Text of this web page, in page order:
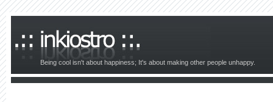
Being cool isn't about happiness; It's about making other people unhappy.